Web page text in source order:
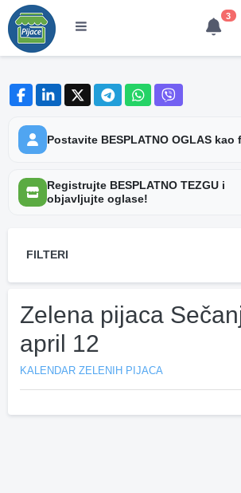
3
Postavite BESPLATNO OGLAS
Registrujte BESPLATNO TEZGU i
objavljujte oglase!
FILTERI
Zelena pijaca
april 12
KALENDAR ZELENIH PIJACA